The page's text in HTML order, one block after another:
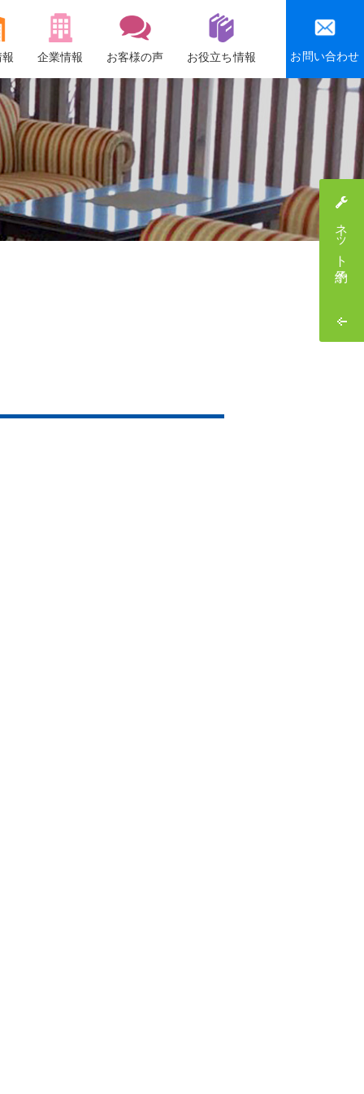
報 企業情報
会社概要
沿革
社会貢献活動
感謝祭・社員旅行
お客様の声 お役立ち情報 お問い合わせ
ネット予約